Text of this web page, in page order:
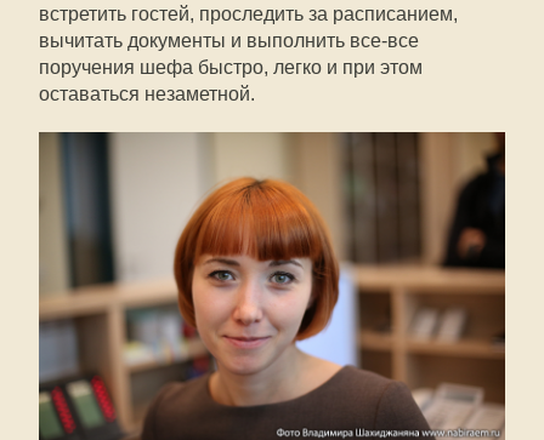
встретить гостей, проследить за расписанием,
вычитать документы и выполнить все-все
поручения шефа быстро, легко и при этом
оставаться незаметной.